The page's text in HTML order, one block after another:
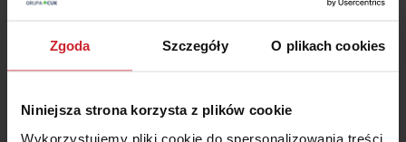
Zgoda Szczegóły O plikach cookies
Niniejsza strona korzysta z plików cookie
Wykorzystujemy pliki cookie do spersonalizowania treści
+48 22 490 9000